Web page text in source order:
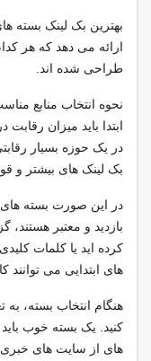
بهترین بک لینک بسته
ارائه می دهد که هر
طراحی شده اند.
نحوه انتخاب منابع
ابتدا باید میزان
در یک حوزه بسیار
بک لینک های بیشتر و
در این صورت بسته های
بازدید و معتبر هستند،
کرده اید یا کلمات
های ابتدایی می توانند
هنگام انتخاب بسته،
کنید. یک بسته خوب
های از سایت های